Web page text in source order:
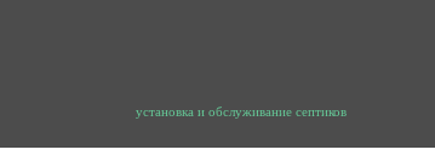
установка и обслуживание септиков